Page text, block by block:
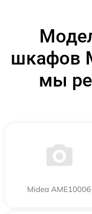
шкафов
мы
Midea AME10006